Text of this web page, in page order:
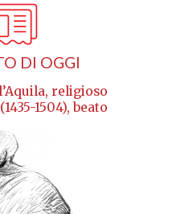
DI OGGI
religioso
1504), beato